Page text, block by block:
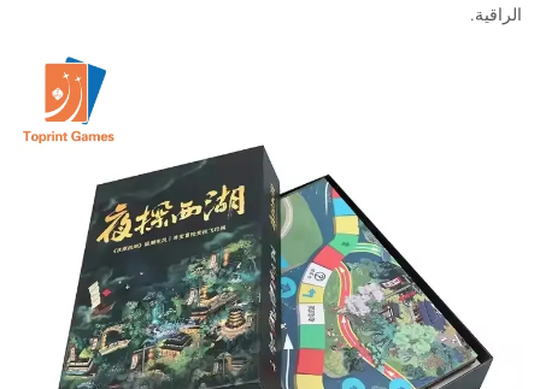
الراقية.